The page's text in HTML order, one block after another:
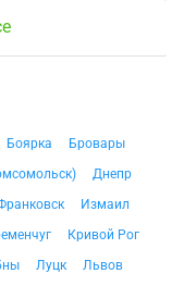
Боярка
Бровары
Днепр
Измаил
Кривой Рог
Луцк
Львов